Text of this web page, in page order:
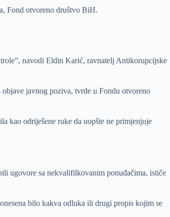
Fond otvoreno društvo BiH.
navodi Eldin Karić, ravnatelj Antikorupcijske
javnog poziva, tvrde u Fondu otvoreno
kao odriješene ruke da uopšte ne primjenjuje
ugovore sa nekvalifilkovanim ponuđačima, ističe
bilo kakva odluka ili drugi propis kojim se